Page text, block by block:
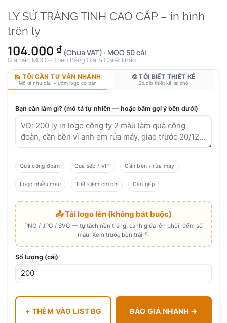
LY SỨ TRẮNG TINH CAO CẤP – in hình
trên ly
104.000 ₫ (Chưa VAT) · MOQ 50 cái
Giá bậc MOQ — theo Bảng Giá & Chiết khấu
🙋 TÔI CẦN TƯ VẤN NHANH
Mô tả nhu cầu + ướm logo cơ bản
🎨 TÔI BIẾT THIẾT KẾ
Studio thiết kế tại chỗ
Bạn cần làm gì? (mô tả tự nhiên — hoặc bấm gợi ý bên dưới)
Quà công đoàn Quà sếp / VIP Cần bền / rửa máy
Logo nhiều màu Tiết kiệm chi phí Cần gấp
📤 Tải logo lên (không bắt buộc)
PNG / JPG / SVG — tự tách nền trắng, canh giữa lên phôi, đếm số
màu. Xem trước bên trái ↖
Số lượng (cái)
+ THÊM VÀO LIST BG BÁO GIÁ NHANH →